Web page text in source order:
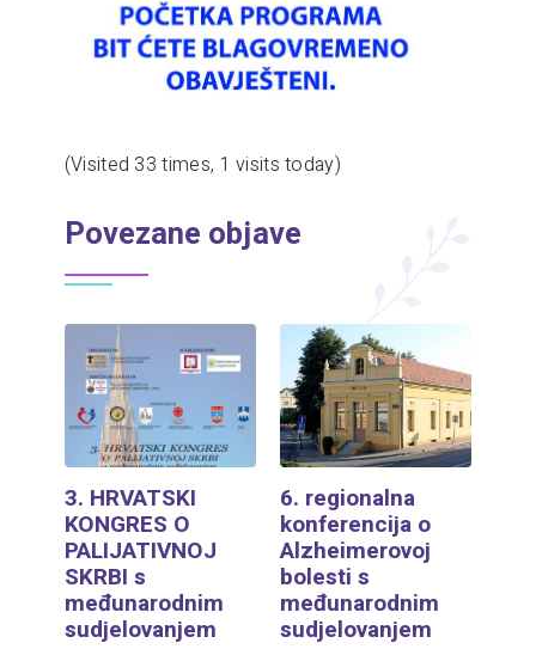
(Visited 33 times, 1 visits today)
Povezane objave
3. HRVATSKI
KONGRES O
PALIJATIVNOJ
SKRBI s
međunarodnim
sudjelovanjem
6. regionalna
konferencija o
Alzheimerovoj
bolesti s
međunarodnim
sudjelovanjem